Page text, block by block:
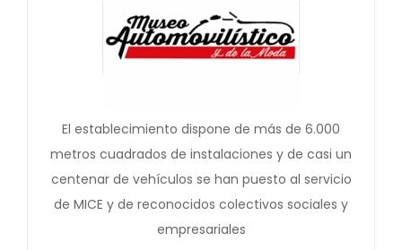
El establecimiento dispone de más de 6.000
metros cuadrados de instalaciones y de casi un
centenar de vehículos se han puesto al servicio
de MICE y de reconocidos colectivos sociales y
empresariales